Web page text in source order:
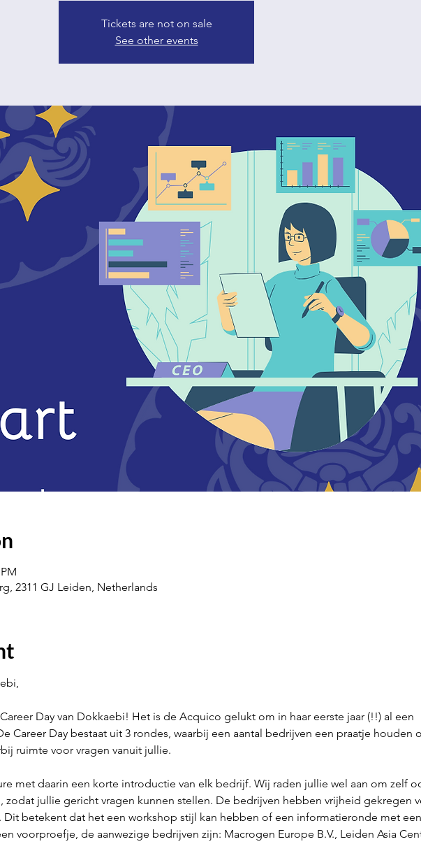
Tickets are not on sale
See other events
2311 GJ Leiden, Netherlands
Day van Dokkaebi! Het is de Acquico gelukt om in haar eerste jaar (!!) al een
Career Day bestaat uit 3 rondes, waarbij een aantal bedrijven een praatje houden
ruimte voor vragen vanuit jullie.
met daarin een korte introductie van elk bedrijf. Wij raden jullie wel aan om zelf
zodat jullie gericht vragen kunnen stellen. De bedrijven hebben vrijheid gekregen
betekent dat het een workshop stijl kan hebben of een informatieronde met een
voorproefje, de aanwezige bedrijven zijn: Macrogen Europe B.V., Leiden Asia